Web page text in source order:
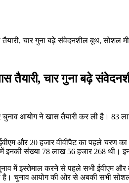
चार गुना बढ़े संवेदनशील बूथ, सोशल
तैयारी, चार गुना बढ़े
आयोग ने खास तैयारी कर ली है। 83
और 20 हजार वीवीपैट का पहले चरण
इनकी संख्या 78 लाख 56 हजार 268 थी।
में इस्तेमाल करने से पहले सभी ईवीएम और
है। चुनाव आयोग की ओर से अबकी सभी